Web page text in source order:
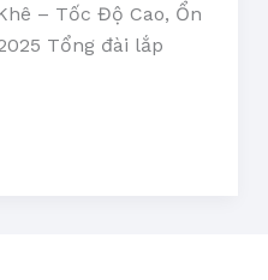
– Tốc Độ Cao, Ổn
Tổng đài lắp